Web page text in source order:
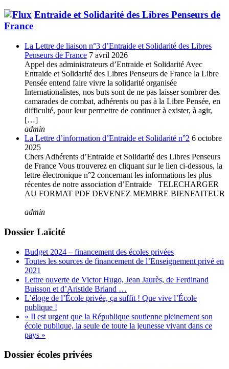
Entraide et Solidarité des Libres Penseurs de
France
La Lettre de liaison n°3 d’Entraide et Solidarité des Libres
Penseurs de France 7 avril 2026
Appel des administrateurs d’Entraide et Solidarité Avec
Entraide et Solidarité des Libres Penseurs de France la Libre
Pensée entend faire vivre la solidarité organisée
Internationalistes, nos buts sont de ne pas laisser sombrer des
camarades de combat, adhérents ou pas à la Libre Pensée, en
difficulté, pour leur permettre de continuer à exister, à agir,
[…]
admin
La Lettre d’information d’Entraide et Solidarité n°2 6 octobre
2025
Chers Adhérents d’Entraide et Solidarité des Libres Penseurs
de France Vous trouverez en cliquant sur le lien ci-dessous, la
lettre électronique n°2 concernant les informations les plus
récentes de notre association d’Entraide TELECHARGER
AU FORMAT PDF DEVENEZ MEMBRE BIENFAITEUR
admin
Dossier Laïcité
Budget 2024 – financement des écoles privées
Toutes les sources de financement de l’Enseignement privé en
2021
Lettre ouverte de Victor Hugo, Jean Jaurès, de Ferdinand
Buisson et d’Aristide Briand …
L’éloge de l’École privée, ça suffit ! Que vive l’École
publique !
« Il est urgent que la République soutienne pleinement son
école publique, la seule de toute la jeunesse vivant dans ce
pays »
Dossier écoles privées